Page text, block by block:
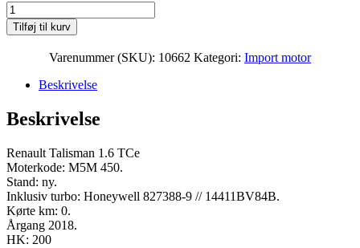
Renault
Talisman
1.6
200
ny
antal
Tilføj til kurv
Varenummer (SKU): 10662 Kategori: Import motor
Beskrivelse
Beskrivelse
Renault Talisman 1.6 TCe
Moterkode: M5M 450.
Stand: ny.
Inklusiv turbo: Honeywell 827388-9 // 14411BV84B.
Kørte km: 0.
Årgang 2018.
HK: 200